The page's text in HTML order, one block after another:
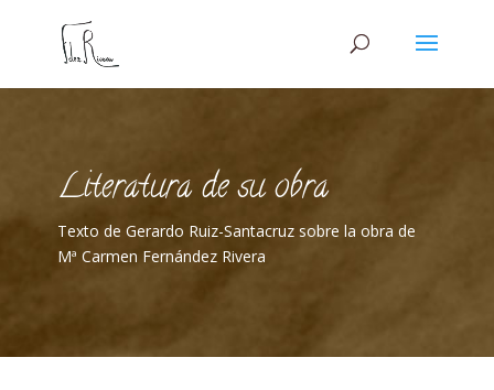
Literatura de su obra
Texto de Gerardo Ruiz-Santacruz sobre la obra de
Mª Carmen Fernández Rivera